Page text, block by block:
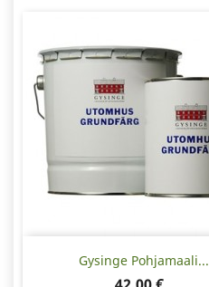
Gysinge Pohjamaali...